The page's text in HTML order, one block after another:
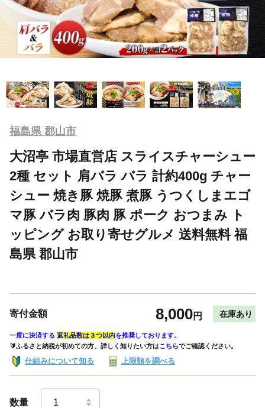
福島県 郡山市
大沼亭 市場直営店 スライスチャーシュー
2種 セット 肩バラ バラ 計約400g チャー
シュー 焼き豚 焼豚 煮豚 うつくしまエゴ
マ豚 バラ肉 豚肉 豚 ポーク おつまみ ト
ッピング お取り寄せグルメ 送料無料 福
島県 郡山市
寄付金額 8,000円 在庫あり
一度に決済する 返礼品数は３つ以内を推奨しております。
🔰ふるさと納税が初めての方、詳しく知りたい方はこちらでご確認ください。
仕組みについて知る 上限額を調べる
数量